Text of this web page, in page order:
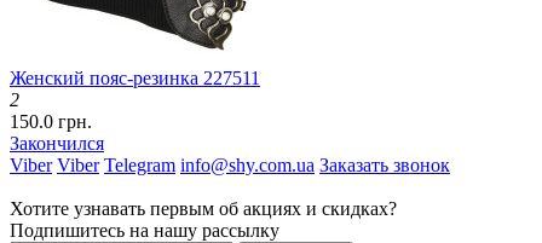
Женский пояс-резинка 227511
2
150.0 грн.
Закончился
Viber Viber Telegram info@shy.com.ua Заказать звонок
Хотите узнавать первым об акциях и скидках?
Подпишитесь на нашу рассылку